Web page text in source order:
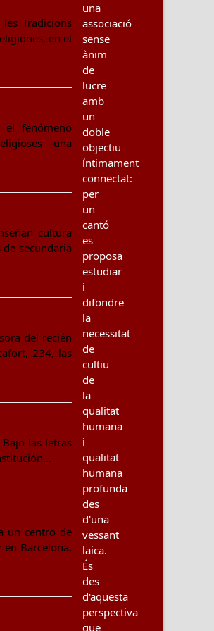
Tradicions
en el
el fenómeno
-una
cultura
secundaria
del recién
234, las
las letras
un centro de
Barcelona,
una
associació
sense
ànim
de
lucre
amb
un
doble
objectiu
íntimament
connectat:
per
un
cantó
es
proposa
estudiar
i
difondre
la
necessitat
de
cultiu
de
la
qualitat
humana
i
qualitat
humana
profunda
des
d'una
vessant
laica.
És
des
d'aquesta
perspectiva
que